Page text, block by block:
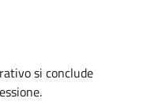
si conclude